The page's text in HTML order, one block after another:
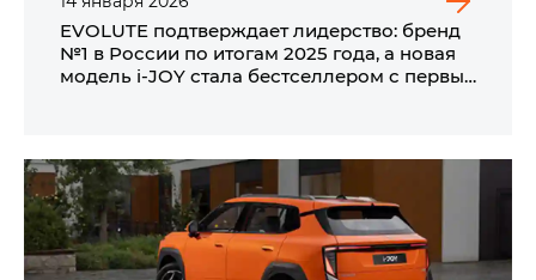
EVOLUTE подтверждает лидерство: бренд
№1 в России по итогам 2025 года, а новая
модель i‑JOY стала бестселлером с первых